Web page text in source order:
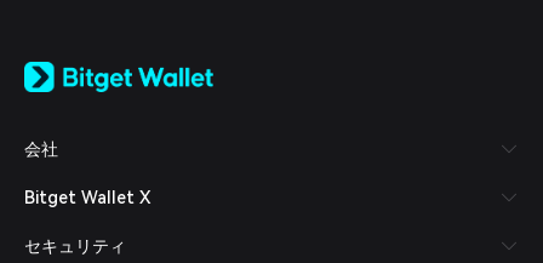
日本語
Español (Latinoamérica)
Italiano
Deutsch
会社
Bitget Wallet X
セキュリティ